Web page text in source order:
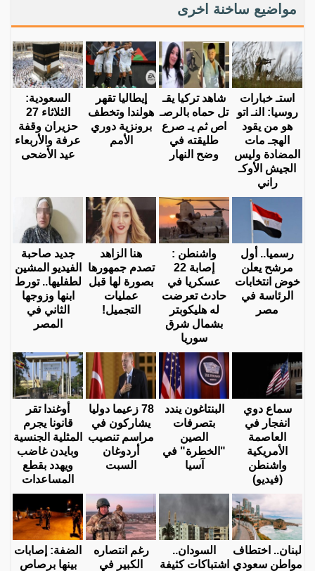
مواضيع ساخنة اخرى
استـ خبارات
روسيا: النـ اتو
هو من يقود
الهجـ مات
المضادة وليس
الجيش الأوكـ
راني
شاهد تركيا يقـ
تل حماه بالرصـ
اص ثم يـ صرع
طليقته في
وضح النهار
إيطاليا تقهر
هولندا وتخطف
برونزية دوري
الأمم
السعودية:
الثلاثاء 27
حزيران وقفة
عرفة والأربعاء
عيد الأضحى
رسميا.. أول
مرشح يعلن
خوض انتخابات
الرئاسة في
مصر
واشنطن :
إصابة 22
عسكريا في
حادث تعرضت
له هليكوبتر
بشمال شرق
سوريا
هنا الزاهد
تصدم جمهورها
بصورة لها قبل
عمليات
التجميل!
جديد صاحبة
الفيديو المشين
لطفليها.. تورط
ابنها وزوجها
الثاني في
المصر
سماع دوي
انفجار في
العاصمة
الأمريكية
واشنطن
(فيديو)
البنتاغون يندد
بتصرفات
الصين
"الخطرة" في
آسيا
78 زعيما دوليا
يشاركون في
مراسم تنصيب
أردوغان
السبت
أوغندا تقر
قانونا يجرم
المثلية الجنسية
وبايدن غاضب
ويهدد بقطع
المساعدات
لبنان.. اختطاف
مواطن سعودي
السودان..
اشتباكات كثيفة
رغم انتصاره
الكبير في
الضفة: إصابات
بينها برصاص